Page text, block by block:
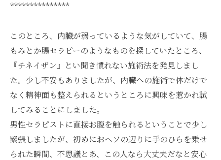
***************
このところ、内臓が弱っているような気がしていて、腸
もみとか腸セラピーのようなものを探していたところ、
『チネイザン』とい聞き慣れない施術法を発見しまし
た。少し不安もありましたが、内臓への施術で体だけで
なく精神面も整えられるというところに興味を惹かれ試
してみることにしました。
男性セラピストに直接お腹を触られるということで少し
緊張しましたが、初めにおヘソの辺りに手のひらを乗せ
られた瞬間、不思議とあ、この人なら大丈夫だなと安心